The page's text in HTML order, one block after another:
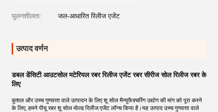
घुलनशीलता: जल-आधारित रिलीज एजेंट
उत्पाद वर्णन
डबल डेंसिटी आउटसोल मटेरियल रबर रिलीज एजेंट रबर सीरीज सोल रिलीज रबर के
लिए
कुशल और उच्च गुणवत्ता वाले उत्पादन के लिए शू सोल मैन्युफैक्चरिंग उद्योग की मांग को पूरा करने
के लिए, हमने पीयू रबर शू सोल मोल्ड रिलीज एजेंट लॉन्च किया है।यह उत्पाद उच्च गुणवत्ता वाले